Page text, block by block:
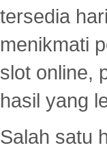
tersedia
menikmati
slot online,
hasil yang
Salah satu